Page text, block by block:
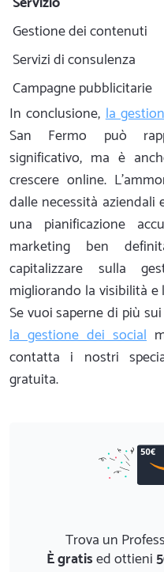
Gestione dei contenuti
Servizi di consulenza
Campagne pubblicitarie
In conclusione,la
San Fermo può
significativo, ma è
crescere online.
dalle necessità aziendali
una pianificazione
marketing ben
capitalizzare sulla
migliorando la visibilità e
Se vuoi saperne di più
la gestione dei social
contatta i nostri
gratuita.
Trova un
È gratised ottieni